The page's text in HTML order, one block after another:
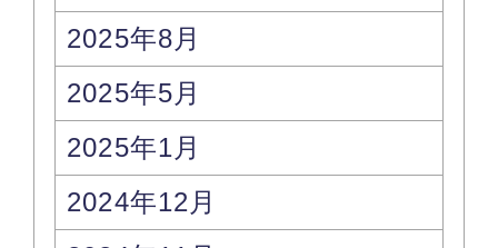
2025年8月
2025年5月
2025年1月
2024年12月